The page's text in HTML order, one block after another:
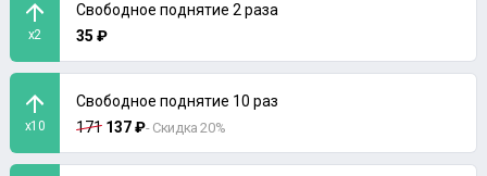
x2
Свободное поднятие 2 раза
35 ₽
x10
Свободное поднятие 10 раз
171 137 ₽- Скидка 20%